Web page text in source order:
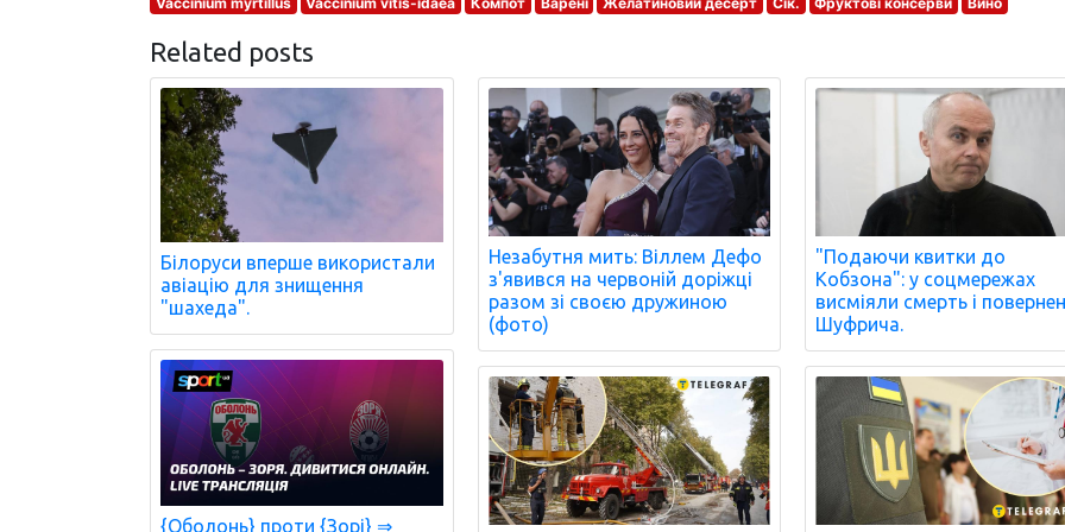
Related posts
Білоруси вперше використали
авіацію для знищення
"шахеда".
{Оболонь} проти {Зорі} ⇒
Незабутня мить: Віллем Дефо
з'явився на червоній доріжці
разом зі своєю дружиною
(фото)
"Подаючи квитки до
Кобзона": у соцмережах
висміяли смерть і
Шуфрича.